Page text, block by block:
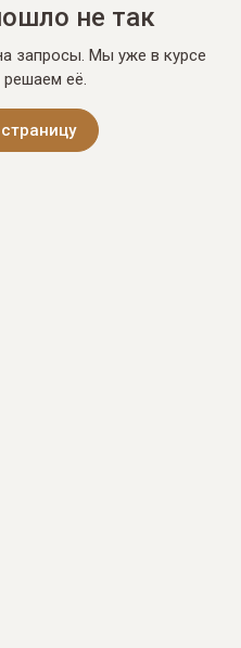
не так
запросы. Мы уже в курсе
её.